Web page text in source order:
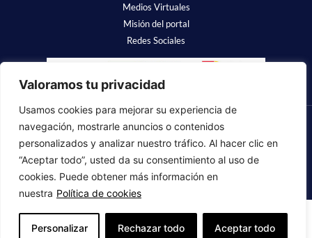
Valoramos tu privacidad
Usamos cookies para mejorar su experiencia de
navegación, mostrarle anuncios o contenidos
personalizados y analizar nuestro tráfico. Al hacer clic en
“Aceptar todo”, usted da su consentimiento al uso de
cookies. Puede obtener más información en
nuestra Política de cookies
Personalizar Rechazar todo Aceptar todo
Medios Virtuales
Misión del portal
Redes Sociales
❤ Luchamos para que se nos recuerde
Copyright © 2023 Fundación Alzheimer España. Todos los derechos
reservados.